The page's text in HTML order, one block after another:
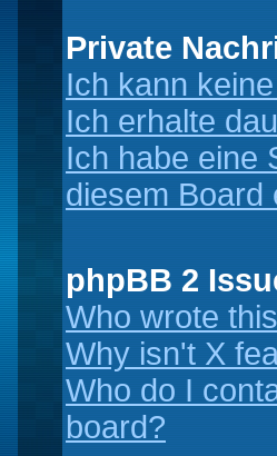
Private
Ich kann
Ich erhalte
Ich habe eine
diesem Board
phpBB 2
Who wrote
Why isn't X
Who do I
board?